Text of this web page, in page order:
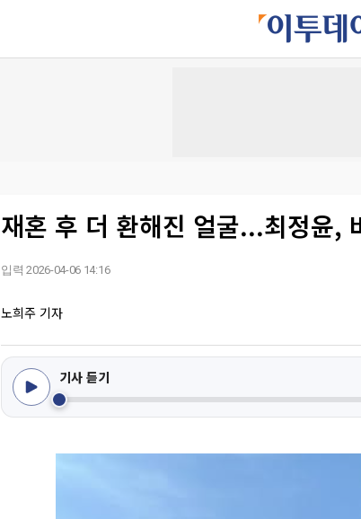
재혼 후 더 환해진 얼굴...최정윤,
입력 2026-04-06 14:16
노희주 기자
기사 듣기